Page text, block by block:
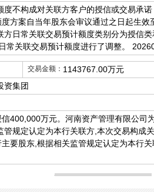
不构成对关联方客户的授信或交易承
方案自当年股东会审议通过之日起生
日常关联交易预计额度类别分为授信
常关联交易预计额度进行了调整。
交易金额： 1143767.00万元
资集团
400,000万元。河南资产管理有限公司
规定认定为本行关联方,本次交易构成
要股东,根据相关监管规定认定为本行